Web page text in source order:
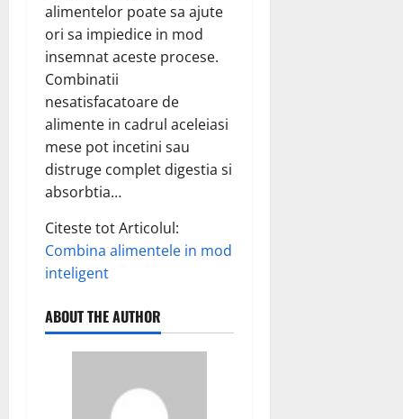
alimentelor poate sa ajute
ori sa impiedice in mod
insemnat aceste procese.
Combinatii
nesatisfacatoare de
alimente in cadrul aceleiasi
mese pot incetini sau
distruge complet digestia si
absorbtia…
Citeste tot Articolul:
Combina alimentele in mod
inteligent
ABOUT THE AUTHOR